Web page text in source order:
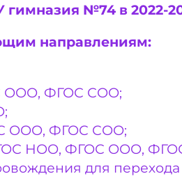
№74 в 2022-
направлениям:
ООО, ФГОС СОО;
ООО, ФГОС СОО;
НОО, ФГОС ООО,
для